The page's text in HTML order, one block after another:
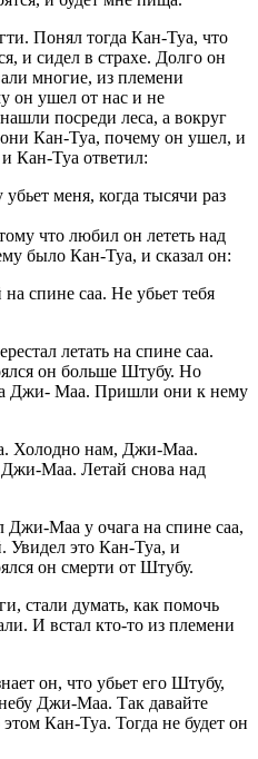
Понял тогда Кан-Туа, что
и сидел в страхе. Долго он
многие, из племени
он ушел от нас и не
посреди леса, а вокруг
Кан-Туа, почему он ушел, и
Кан-Туа ответил:
меня, когда тысячи раз
что любил он лететь над
было Кан-Туа, и сказал он:
спине саа. Не убьет тебя
летать на спине саа.
он больше Штубу. Но
Джи- Маа. Пришли они к нему
Холодно нам, Джи-Маа.
Маа. Летай снова над
Маа у очага на спине саа,
Увидел это Кан-Туа, и
он смерти от Штубу.
стали думать, как помочь
И встал кто-то из племени
он, что убьет его Штубу,
Джи-Маа. Так давайте
Кан-Туа. Тогда не будет он